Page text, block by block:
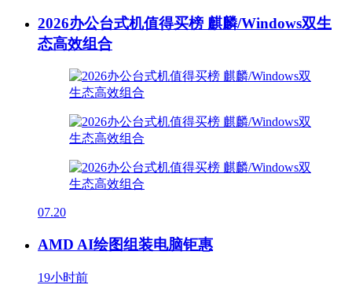
2026办公台式机值得买榜 麒麟/Windows双生
态高效组合
07.20
AMD AI绘图组装电脑钜惠
19小时前